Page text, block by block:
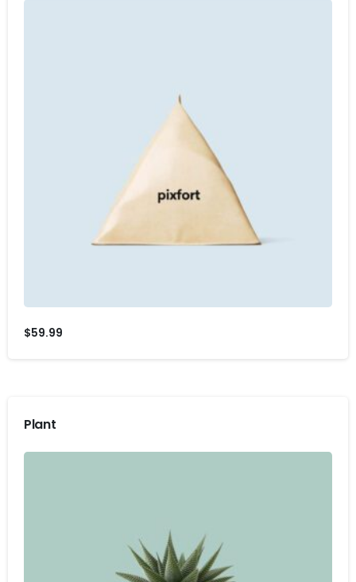
$59.99
Plant